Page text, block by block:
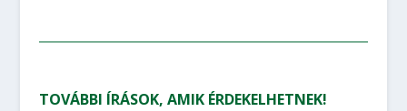
TOVÁBBI ÍRÁSOK, AMIK ÉRDEKELHETNEK!